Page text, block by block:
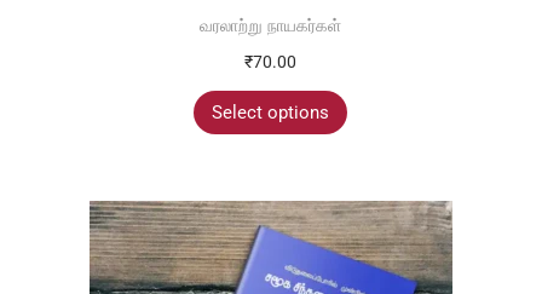
வரலாற்று நாயகர்கள்
₹70.00
Select options